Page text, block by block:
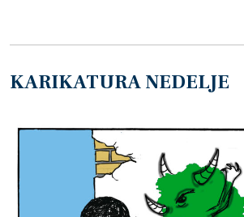
KARIKATURA NEDELJE